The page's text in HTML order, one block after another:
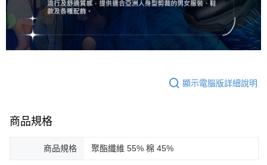
顯示電腦版詳細說明
商品規格
商品規格 聚酯纖維 55% 棉 45%